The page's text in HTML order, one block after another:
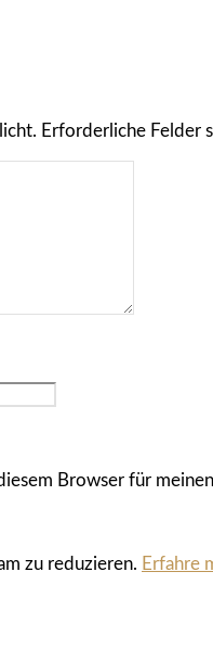
Erforderliche Felder
Browser für
zu reduzieren. Erfahre